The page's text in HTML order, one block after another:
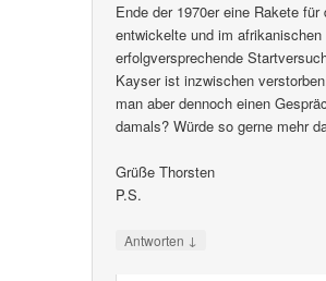
Ende der 1970er eine Rakete
entwickelte und im
erfolgversprechende
Kayser ist inzwischen
man aber dennoch einen
damals? Würde so gerne mehr
Grüße Thorsten
P.S.
Antworten ↓